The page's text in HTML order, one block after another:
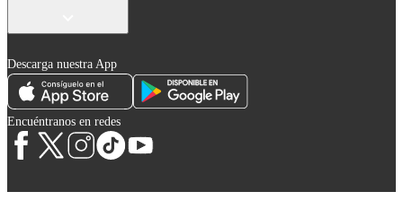
Descarga nuestra App
Encuéntranos en redes